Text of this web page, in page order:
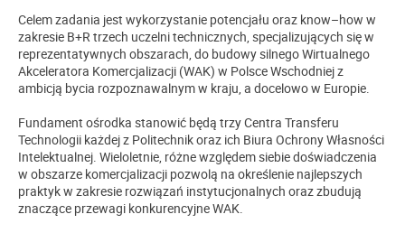
Celem zadania jest wykorzystanie potencjału oraz know–how w
zakresie B+R trzech uczelni technicznych, specjalizujących się w
reprezentatywnych obszarach, do budowy silnego Wirtualnego
Akceleratora Komercjalizacji (WAK) w Polsce Wschodniej z
ambicją bycia rozpoznawalnym w kraju, a docelowo w Europie.
Fundament ośrodka stanowić będą trzy Centra Transferu
Technologii każdej z Politechnik oraz ich Biura Ochrony Własności
Intelektualnej. Wieloletnie, różne względem siebie doświadczenia
w obszarze komercjalizacji pozwolą na określenie najlepszych
praktyk w zakresie rozwiązań instytucjonalnych oraz zbudują
znaczące przewagi konkurencyjne WAK.